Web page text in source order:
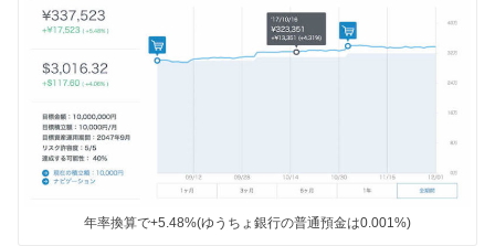
年率換算で+5.48%(ゆうちょ銀行の普通預金は0.001%)